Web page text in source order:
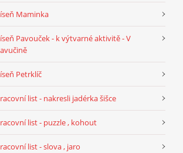
Maminka
Pavouček - k výtvarné aktivitě - V
Petrklíč
list - nakresli jadérka šišce
list - puzzle , kohout
list - slova , jaro